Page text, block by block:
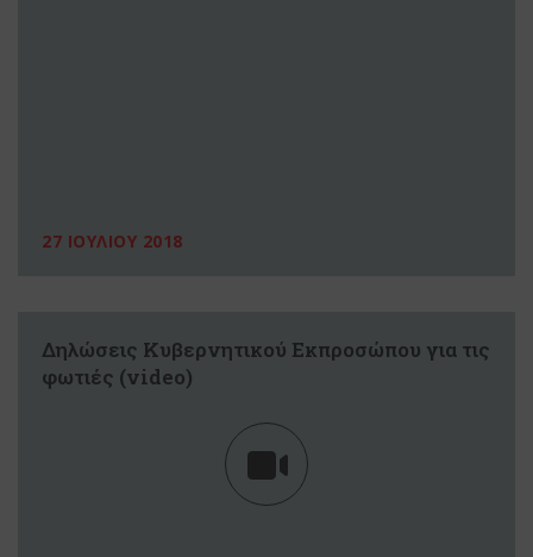
27 ΙΟΥΛΙΟΥ 2018
Δηλώσεις Κυβερνητικού Εκπροσώπου για τις
φωτιές (video)